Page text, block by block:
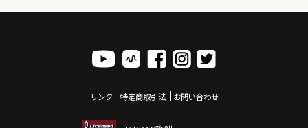
リンク 特定商取引法 お問い合わせ